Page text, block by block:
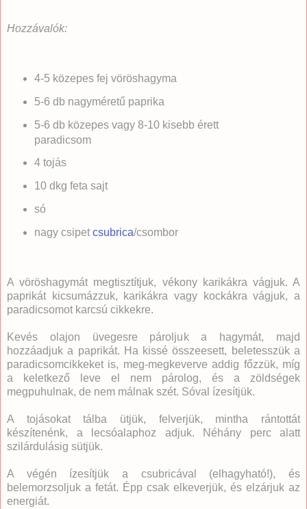
Hozzávalók:
4-5 közepes fej vöröshagyma
5-6 db nagyméretű paprika
5-6 db közepes vagy 8-10 kisebb érett
paradicsom
4 tojás
10 dkg feta sajt
só
nagy csipet csubrica/csombor
A vöröshagymát megtisztítjuk, vékony karikákra vágjuk. A
paprikát kicsumázzuk, karikákra vagy kockákra vágjuk, a
paradicsomot karcsú cikkekre.
Kevés olajon üvegesre pároljuk a hagymát, majd
hozzáadjuk a paprikát. Ha kissé összeesett, beletesszük a
paradicsomcikkeket is, meg-megkeverve addig főzzük, míg
a keletkező leve el nem párolog, és a zöldségek
megpuhulnak, de nem málnak szét. Sóval ízesítjük.
A tojásokat tálba ütjük, felverjük, mintha rántottát
készítenénk, a lecsóalaphoz adjuk. Néhány perc alatt
szilárdulásig sütjük.
A végén ízesítjük a csubricával (elhagyható!), és
belemorzsoljuk a fetát. Épp csak elkeverjük, és elzárjuk az
energiát.